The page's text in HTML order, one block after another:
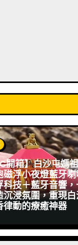
開箱】白沙屯媽
磁浮小夜燈藍牙喇
科技＋藍牙音響，
沉浸氛圍，重現白
律動的療癒神器